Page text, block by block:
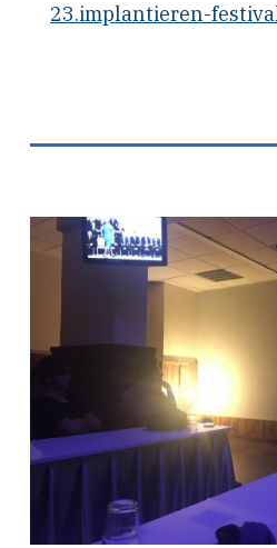
23.implantieren-